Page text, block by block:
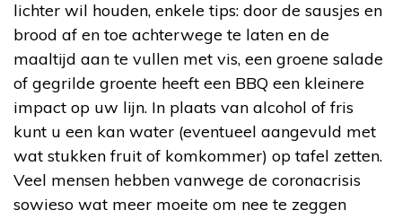
lichter wil houden, enkele tips: door de sausjes en
brood af en toe achterwege te laten en de
maaltijd aan te vullen met vis, een groene salade
of gegrilde groente heeft een BBQ een kleinere
impact op uw lijn. In plaats van alcohol of fris
kunt u een kan water (eventueel aangevuld met
wat stukken fruit of komkommer) op tafel zetten.
Veel mensen hebben vanwege de coronacrisis
sowieso wat meer moeite om nee te zeggen